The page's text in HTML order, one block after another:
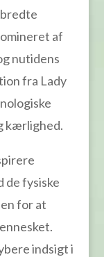
af
nutidens
fra Lady
kærlighed.
de fysiske
for at
indsigt i